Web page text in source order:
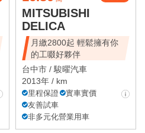
MITSUBISHI
DELICA
月繳2800起 輕鬆擁有你
的工啜好夥伴
台中市 / 駿曜汽車
2013年 / km
里程保證
實車實價
友善試車
非多元化營業用車